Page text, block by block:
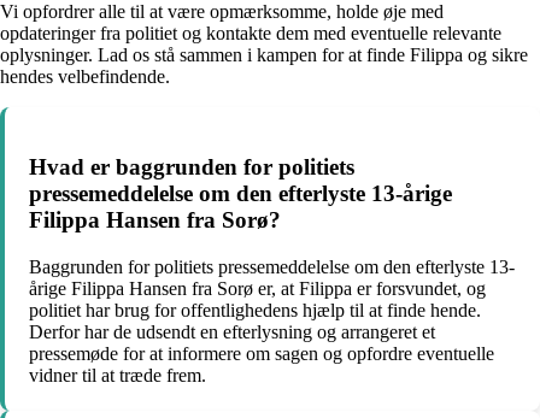
Vi opfordrer alle til at være opmærksomme, holde øje med
opdateringer fra politiet og kontakte dem med eventuelle relevante
oplysninger. Lad os stå sammen i kampen for at finde Filippa og sikre
hendes velbefindende.
Hvad er baggrunden for politiets
pressemeddelelse om den efterlyste 13-årige
Filippa Hansen fra Sorø?
Baggrunden for politiets pressemeddelelse om den efterlyste 13-
årige Filippa Hansen fra Sorø er, at Filippa er forsvundet, og
politiet har brug for offentlighedens hjælp til at finde hende.
Derfor har de udsendt en efterlysning og arrangeret et
pressemøde for at informere om sagen og opfordre eventuelle
vidner til at træde frem.